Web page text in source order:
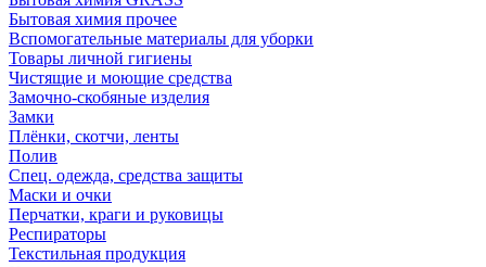
Бытовая химия прочее
Вспомогательные материалы для уборки
Товары личной гигиены
Чистящие и моющие средства
Замочно-скобяные изделия
Замки
Плёнки, скотчи, ленты
Полив
Спец. одежда, средства защиты
Маски и очки
Перчатки, краги и руковицы
Респираторы
Текстильная продукция